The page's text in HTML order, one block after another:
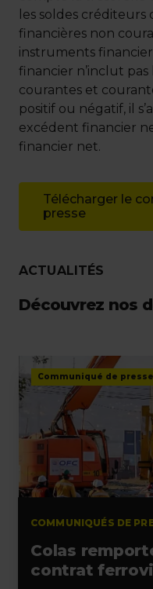
les soldes
financières non
instruments
financier n’inclut
courantes et
positif ou négatif, il
excédent financier
financier net.
Télécharger le
presse
ACTUALITÉS
Découvrez nos
Communiqué de presse
COMMUNIQUÉS DE
Colas
contrat